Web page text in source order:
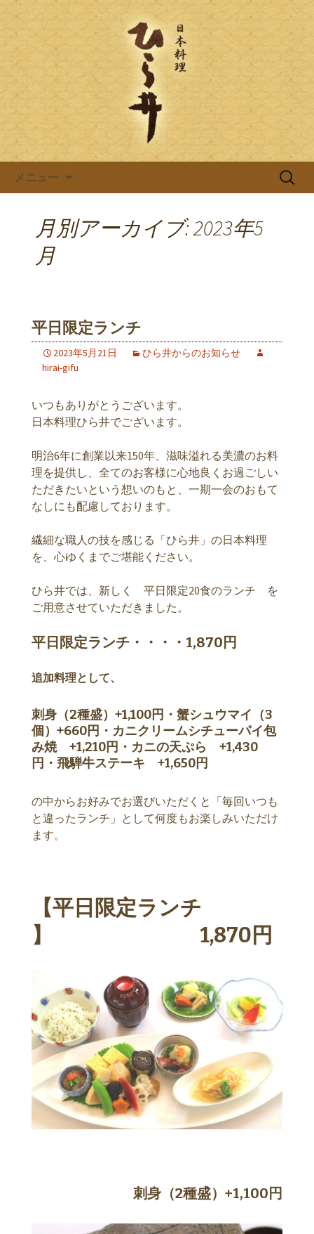
日本料理ひら井のブログ
岐阜県岐阜市の日本料理店「ひら井(ひ
らい)」は創業明治6年。受ける継がれ
る伝統と技を大切に、お客様へのおも
てなしをしております。ひら井に併設
する、蕎麦屋の「吉照庵(きっしょうあ
ん)」は、つなぎを一切使わない十割蕎
麦を提供。
メニュー
検
月別アーカイブ: 2023年5
月
平日限定ランチ
2023年5月21日
ひら井からのお知らせ
hirai-gifu
いつもありがとうございます。
日本料理ひら井でございます。
明治6年に創業以来150年、滋味溢れる美濃のお料
理を提供し、全てのお客様に心地良くお過ごしい
ただきたいという想いのもと、一期一会のおもて
なしにも配慮しております。
繊細な職人の技を感じる「ひら井」の日本料理
を、心ゆくまでご堪能ください。
ひら井では、新しく 平日限定20食のランチ を
ご用意させていただきました。
平日限定ランチ・・・・1,870円
追加料理として、
刺身（2種盛）+1,100円・蟹シュウマイ（3
個）+660円・カニクリームシチューパイ包
み焼 +1,210円・カニの天ぷら +1,430
円・飛騨牛ステーキ +1,650円
の中からお好みでお選びいただくと「毎回いつも
と違ったランチ」として何度もお楽しみいただけ
ます。
【平日限定ランチ
】 1,870円
刺身（2種盛）+1,100円